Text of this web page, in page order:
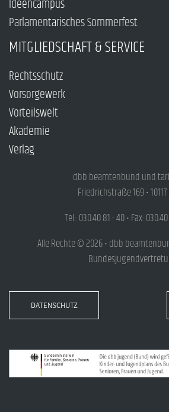
Ideencampus
Parlamentarisches Sommerfest
MITGLIEDSCHAFT & SERVICE
Rechtsschutz
Vorsorgewerk
Vorteilswelt
Akademie
Verlag
dbb beamtenbund und
Friedrichstraße 169 •
Tel.: 030.40 81 - 40 • Fax:
Alle Rechte © 2026 • dbb
DATENSCHUTZ